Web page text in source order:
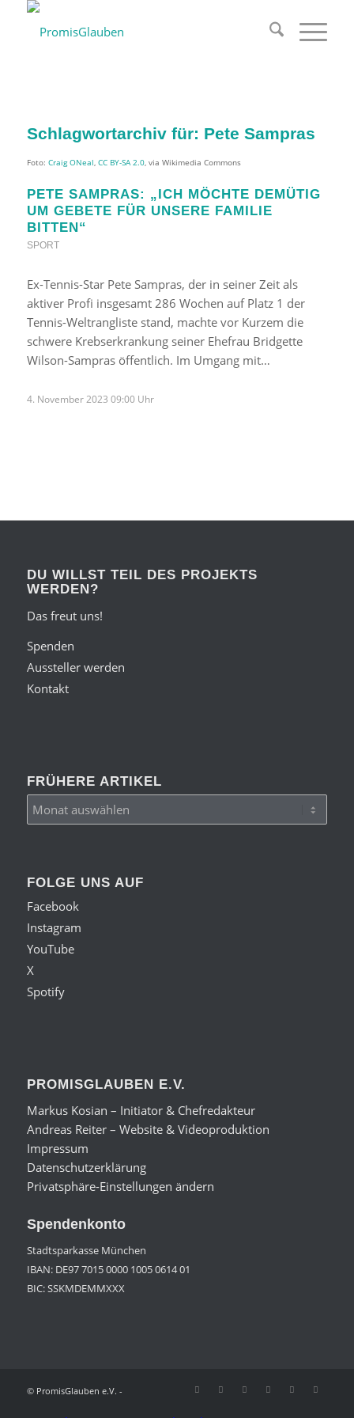
Schlagwortarchiv für: Pete Sampras
Foto: Craig ONeal CC BY-SA 2.0, via Wikimedia Commons
PETE SAMPRAS: „ICH MÖCHTE DEMÜTIG
UM GEBETE FÜR UNSERE FAMILIE
BITTEN“
SPORT
Ex-Tennis-Star Pete Sampras, der in seiner Zeit als
aktiver Profi insgesamt 286 Wochen auf Platz 1 der
Tennis-Weltrangliste stand, machte vor Kurzem die
schwere Krebserkrankung seiner Ehefrau Bridgette
Wilson-Sampras öffentlich. Im Umgang mit…
4. November 2023 09:00 Uhr
DU WILLST TEIL DES PROJEKTS
WERDEN?
Das freut uns!
Spenden
Aussteller werden
Kontakt
FRÜHERE ARTIKEL
FOLGE UNS AUF
Facebook
Instagram
YouTube
X
Spotify
PROMISGLAUBEN E.V.
Markus Kosian – Initiator & Chefredakteur
Andreas Reiter – Website & Videoproduktion
Impressum
Datenschutzerklärung
Privatsphäre-Einstellungen ändern
Spendenkonto
Stadtsparkasse München
IBAN: DE97 7015 0000 1005 0614 01
BIC: SSKMDEMMXXX
© PromisGlauben e.V. -